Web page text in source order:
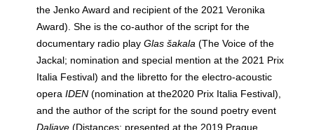
the Jenko Award and recipient of the 2021 Veronika
Award). She is the co-author of the script for the
documentary radio playGlas šakala (The Voice of the
Jackal; nomination and special mention at the 2021 Prix
Italia Festival) and the libretto for the electro-acoustic
operaIDEN (nomination at the2020 Prix Italia Festival),
and the author of the script for the sound poetry event
Daljave(Distances; presented at the 2019 Prague